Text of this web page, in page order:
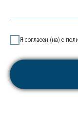
Я согласен (на) с